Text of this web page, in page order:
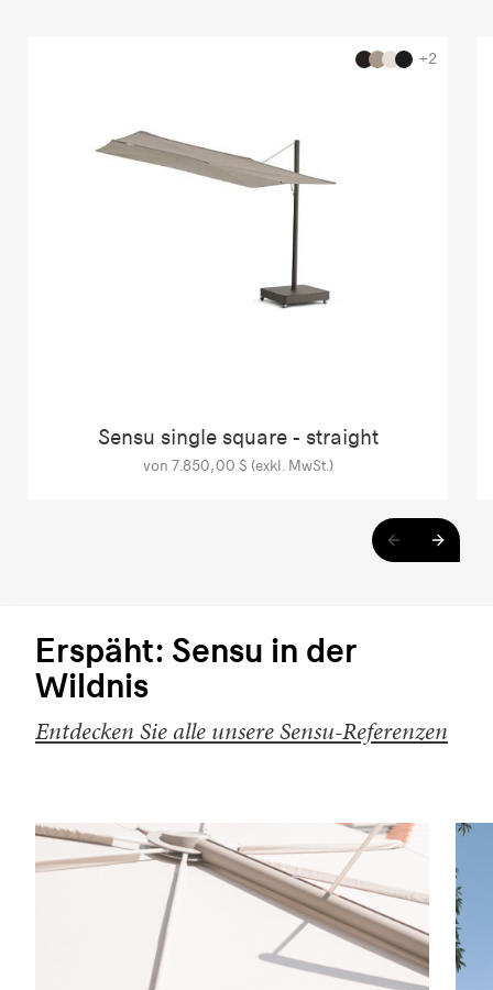
+2
Sensu single square - straight
von 7.850,00 $ (exkl. MwSt.)
Erspäht: Sensu in der
Wildnis
Entdecken Sie alle unsere Sensu-Referenzen